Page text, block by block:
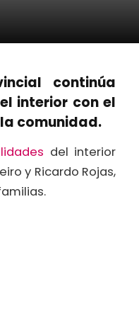
continúa
interior con el
comunidad.
del interior
y Ricardo Rojas,